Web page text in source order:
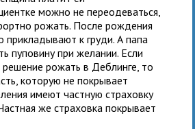
можно не переодеваться,
рожать. После рождения
к груди. А папа
пуповину при желании. Если
рожать в Деблинге, то
которую не покрывает
имеют частную страховку
же страховка покрывает